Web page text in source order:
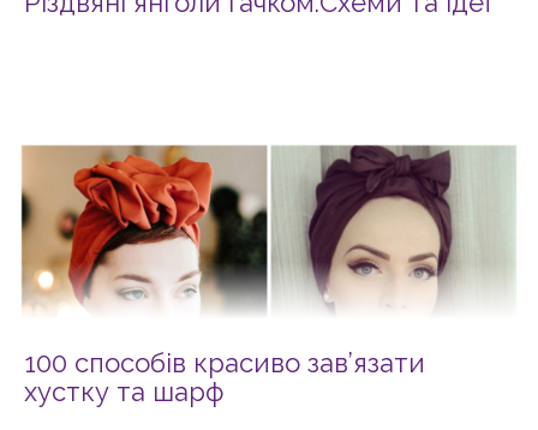
100 способів красиво зав’язати
хустку та шарф